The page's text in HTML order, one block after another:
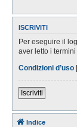
ISCRIVITI
Per eseguire il
aver letto i termini
Condizioni d’uso |
Iscriviti
Indice